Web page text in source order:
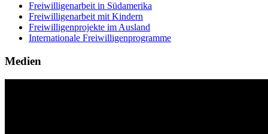
Freiwilligenarbeit in Südamerika
Freiwilligenarbeit mit Kindern
Freiwilligenprojekte im Ausland
Internationale Freiwilligenprogramme
Medien